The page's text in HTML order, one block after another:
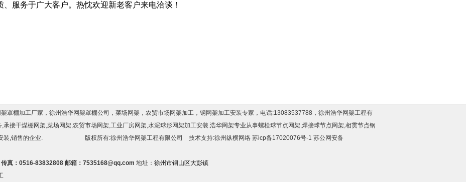
、服务于广大客户。热忱欢迎新老客户来电洽谈！
架罩棚加工厂家，徐州浩华网架罩棚公司，菜场网架，农贸市场网架加工，钢网架加工安装专家，电话:13083537788，徐州浩华网架工程有
,承接干煤棚网架,菜场网架,农贸市场网架,工业厂房网架,水泥球形网架加工安装.浩华网架专业从事螺栓球节点网架,焊接球节点网架,相贯节点钢
作,安装,销售的企业. 版权所有:徐州浩华网架工程有限公司 技术支持:徐州纵横网络 苏icp备17020076号-1 苏公网安备
真：0516-83832808 邮箱：7535168@qq.com 地址： 徐州市铜山区大彭镇